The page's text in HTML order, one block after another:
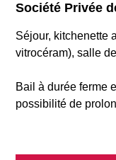
Société Privée
Séjour, kitchenette
vitrocéram), salle
Bail à durée ferme
possibilité de